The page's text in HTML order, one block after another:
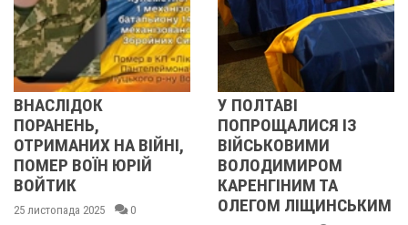
НА ВІЙНІ,
ЮРІЙ
0
ПОПРОЩАЛИСЯ ІЗ
ВІЙСЬКОВИМИ
ВОЛОДИМИРОМ
КАРЕНГІНИМ ТА
ОЛЕГОМ ЛІЩИНСЬКИМ